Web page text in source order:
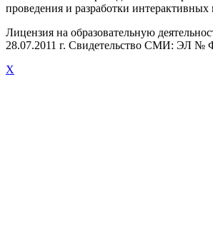
проведения и разработки
Лицензия на образовательную
28.07.2011 г. Свидетельство СМИ: ЭЛ №
X